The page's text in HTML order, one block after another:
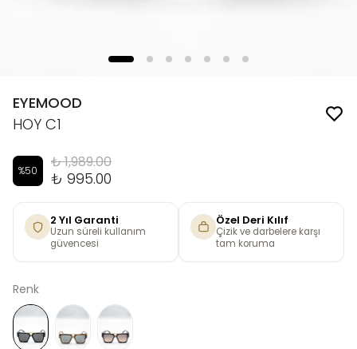
EYEMOOD
HOY C1
%50 ₺ 1,989.00
₺ 995.00
2 Yıl Garanti
Uzun süreli kullanım
güvencesi
Özel Deri Kılıf
Çizik ve darbelere karşı
tam koruma
Renk